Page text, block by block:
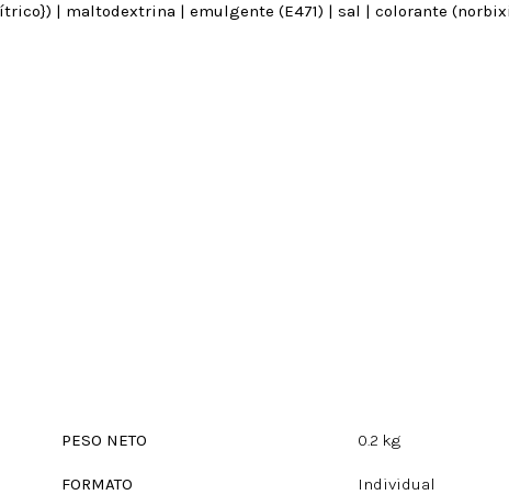
| maltodextrina | emulgente (E471) | sal | colorante
PESO NETO 0.2 kg
FORMATO Individual